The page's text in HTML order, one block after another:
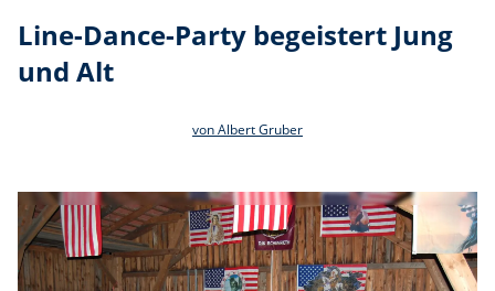
Line-Dance-Party begeistert Jung
und Alt
von Albert Gruber